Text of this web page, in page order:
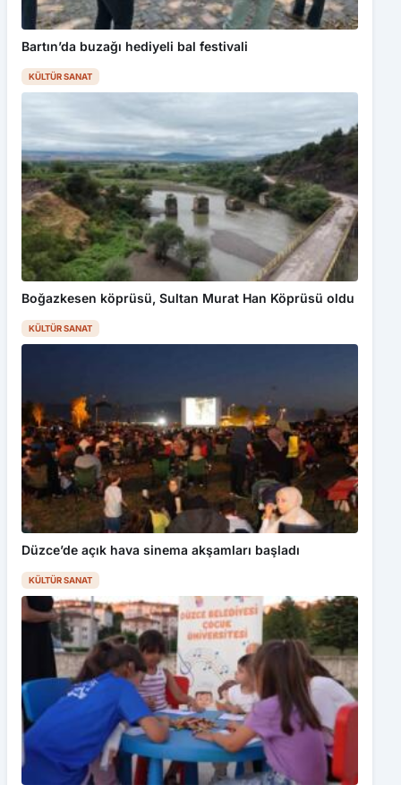
Bartın’da buzağı hediyeli bal festivali
KÜLTÜR SANAT
Boğazkesen köprüsü, Sultan Murat Han Köprüsü oldu
KÜLTÜR SANAT
Düzce’de açık hava sinema akşamları başladı
KÜLTÜR SANAT